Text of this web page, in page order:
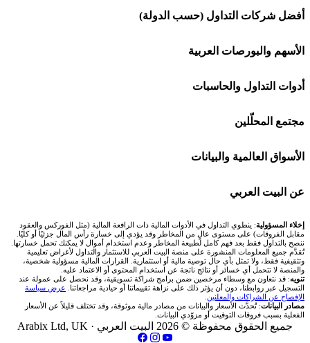
شركة Capital.com
افاتريد AvaTrade
اكسنس Exness
منصة بينانس
اكس تي بي XTB
انتراكتيف بروكرز IBKR
أفضل شركات التداول (حسب الدولة)
شركات تداول في السعودية
شركات تداول في الإمارات
شركات تداول في الكويت
شركات تداول في قطر
شركات تداول في الأردن
شركات تداول في العراق
شركات تداول في فلسطين
الأسهم والبورصات العربية
🌍 كل البورصات العربية
🇸🇦 السوق السعودية
🇦🇪 أسواق الإمارات
🇪🇬 البورصة المصرية
🇶🇦 بورصة قطر
🇯🇴 بورصة عمّان
🇧🇭 بورصة البحرين
أدوات التداول والحاسبات
🕌 حاسبة الزكاة
💱 محول العملات
🧮 حاسبة حجم اللوت
📊 حاسبة قيمة النقطة
💰 حاسبة ربح الفوركس
📌 حاسبة النقاط المحورية
📏 حاسبة حجم المركز
مجتمع المحلّلين
🧱 حائط المجتمع
🏆 لوحة المحلّلين
✍️ اكتب تحليلك
الأسواق العالمية والبيانات
🌐 المؤشرات العالمية
🥇 سعر الذهب اليوم
🥇 أسعار الذهب والمعادن
💱 أسعار العملات والفوركس
💵 سعر الريال السعودي في مصر
عن البيت العربي
من نحن
تواصل معنا
فريق المؤلفين
مقالات تعليمية
إخلاء المسؤولية: ينطوي التداول في الأدوات المالية ذات الرافعة المالية (مثل الفوركس والعقود
مقابل الفروقات) على مستوى عالٍ من المخاطر وقد يؤدي إلى خسارة رأس المال جزئيًا أو كليًا.
ننصح بالتداول فقط بعد فهم كامل لطبيعة المخاطر وعدم استخدام أموال لا يمكنك تحمل خسارتها.
تُقدَّم جميع المعلومات المنشورة على منصة البيت العربي للاستثمار والتداول لأغراض تعليمية
وتثقيفية فقط، ولا تمثل بأي حال توصية مالية أو استثمارية. القرارات المالية مسؤولية شخصية،
والمنصة لا تتحمل أي خسائر أو نتائج ناتجة عن استخدام المحتوى أو الاعتماد عليه.
تنويه: قد نتعاون مع وسطاء مرخصين ضمن برامج شراكة تسويقية، وقد نحصل على عمولة عند
التسجيل عبر روابطنا، دون أن يؤثر ذلك على نزاهة تقييماتنا أو حيادية مراجعاتنا. عرض سياسة
الإفصاح عن الشراكات والمعلنين
مصادر البيانات: تُحدَّث الأسعار والبيانات من مصادر مالية موثوقة، وقد تختلف قليلاً عن الأسعار
الفعلية بسبب فروقات التوقيت أو مزوّدي البيانات.
جميع الحقوق محفوظة © 2026 البيت العربي · Arabix Ltd, UK